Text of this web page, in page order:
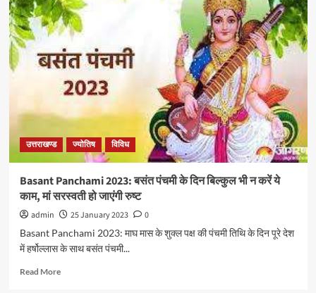
उत्तराखण्ड ज्योतिष विविध
Basant Panchami 2023: बसंत पंचमी के दिन बिल्कुल भी न करें ये
काम, मां सरस्वती हो जाएंगी रुष्ट
admin 25 January 2023
0
Basant Panchami 2023: माघ मास के शुक्ल पक्ष की पंचमी तिथि के दिन पूरे देश
में हर्षोल्लास के साथ बसंत पंचमी...
Read More